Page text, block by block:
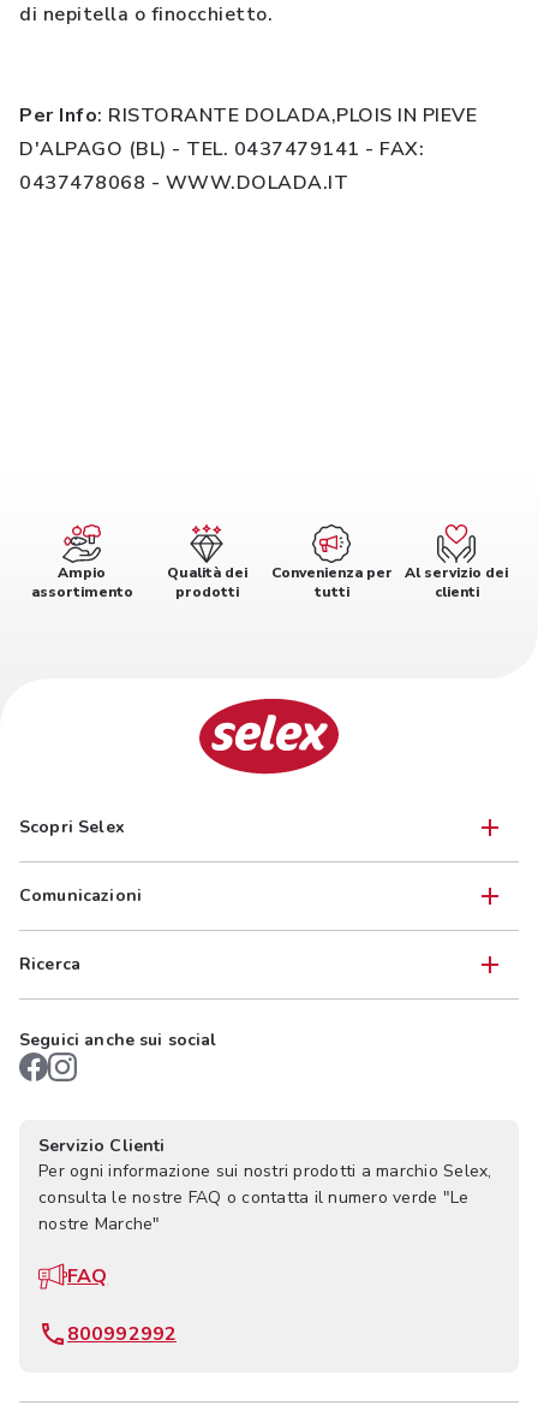
di nepitella o finocchietto.
Per Info: RISTORANTE DOLADA,PLOIS IN PIEVE
D'ALPAGO (BL) - TEL. 0437479141 - FAX:
0437478068 - WWW.DOLADA.IT
Ampio
assortimento
Qualità dei
prodotti
Convenienza per
tutti
Al servizio dei
clienti
Scopri Selex
Comunicazioni
Ricerca
Seguici anche sui social
Servizio Clienti
Per ogni informazione sui nostri prodotti a marchio Selex,
consulta le nostre FAQ o contatta il numero verde "Le
nostre Marche"
FAQ
800992992